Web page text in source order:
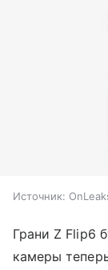
Источник:
Грани Z Flip6
камеры